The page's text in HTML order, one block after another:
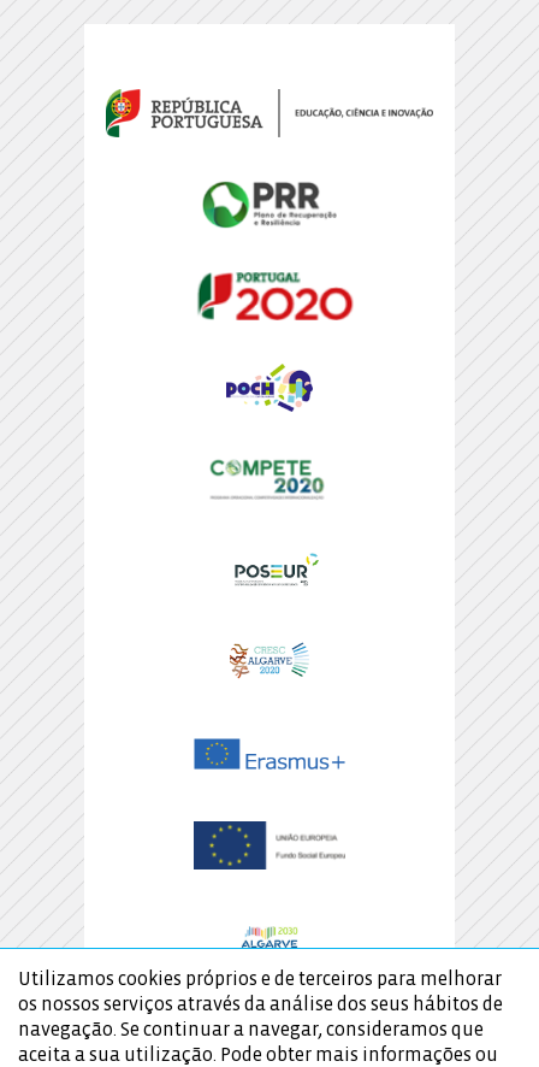
Utilizamos cookies próprios e de terceiros para melhorar
os nossos serviços através da análise dos seus hábitos de
navegação. Se continuar a navegar, consideramos que
aceita a sua utilização. Pode obter mais informações ou